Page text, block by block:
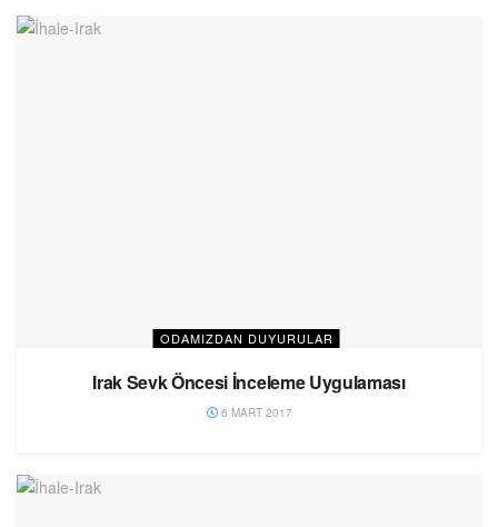
ODAMIZDAN DUYURULAR
Irak Sevk Öncesi İnceleme Uygulaması
6 MART 2017